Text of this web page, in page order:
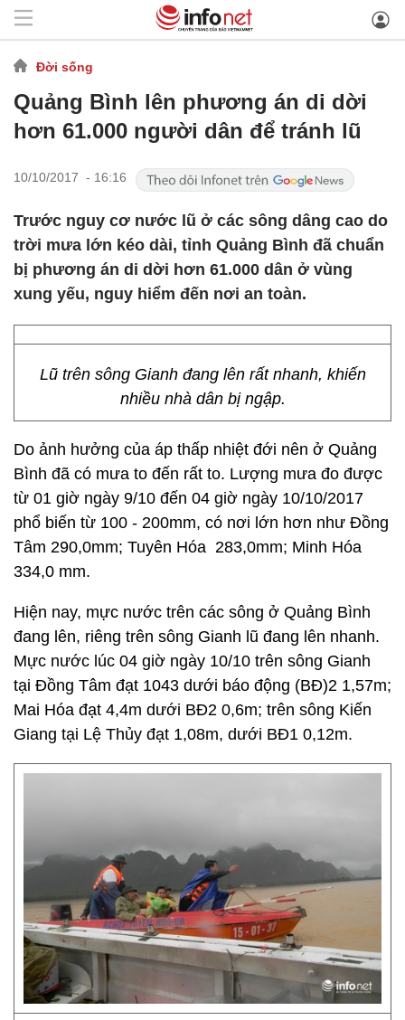
Đời sống
Quảng Bình lên phương án di dời
hơn 61.000 người dân để tránh lũ
10/10/2017 - 16:16
Trước nguy cơ nước lũ ở các sông dâng cao do
trời mưa lớn kéo dài, tỉnh Quảng Bình đã chuẩn
bị phương án di dời hơn 61.000 dân ở vùng
xung yếu, nguy hiểm đến nơi an toàn.
Lũ trên sông Gianh đang lên rất nhanh, khiến
nhiều nhà dân bị ngập.
Do ảnh hưởng của áp thấp nhiệt đới nên ở Quảng
Bình đã có mưa to đến rất to. Lượng mưa đo được
từ 01 giờ ngày 9/10 đến 04 giờ ngày 10/10/2017
phổ biến từ 100 - 200mm, có nơi lớn hơn như Đồng
Tâm 290,0mm; Tuyên Hóa 283,0mm; Minh Hóa
334,0 mm.
Hiện nay, mực nước trên các sông ở Quảng Bình
đang lên, riêng trên sông Gianh lũ đang lên nhanh.
Mực nước lúc 04 giờ ngày 10/10 trên sông Gianh
tại Đồng Tâm đạt 1043 dưới báo động (BĐ)2 1,57m;
Mai Hóa đạt 4,4m dưới BĐ2 0,6m; trên sông Kiến
Giang tại Lệ Thủy đạt 1,08m, dưới BĐ1 0,12m.